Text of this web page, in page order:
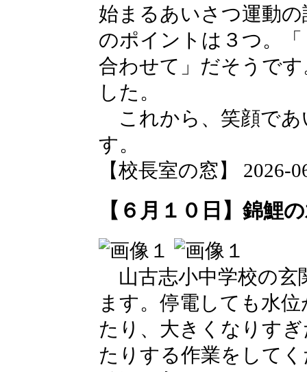
始まるあいさつ運動
のポイントは３つ。
合わせて」だそうで
した。
これから、笑顔であ
す。
【校長室の窓】 2026-
【６月１０日】錦鯉
山古志小中学校の玄
ます。停電しても水
たり、大きくなりす
たりする作業をして